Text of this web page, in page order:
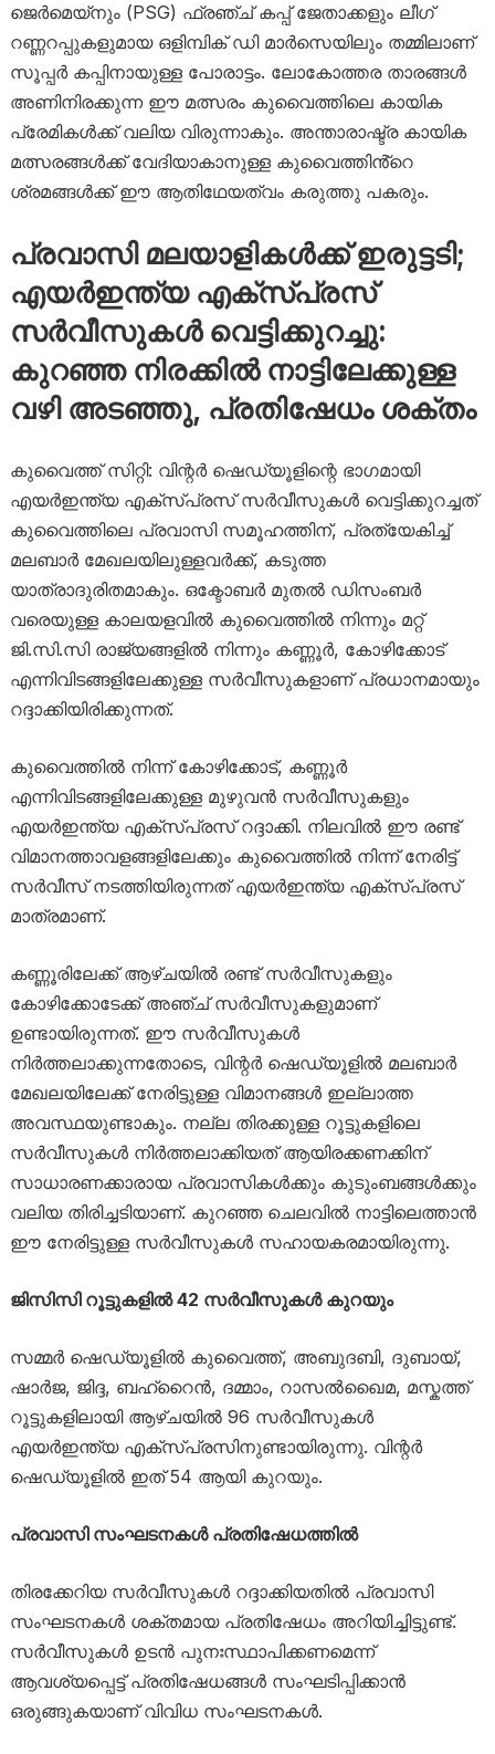
ജെർമെയ്‌നും (PSG) ഫ്രഞ്ച് കപ്പ് ജേതാക്കളും ലീഗ്
റണ്ണറപ്പുകളുമായ ഒളിമ്പിക് ഡി മാർസെയിലും തമ്മിലാണ്
സൂപ്പർ കപ്പിനായുള്ള പോരാട്ടം. ലോകോത്തര താരങ്ങൾ
അണിനിരക്കുന്ന ഈ മത്സരം കുവൈത്തിലെ കായിക
പ്രേമികൾക്ക് വലിയ വിരുന്നാകും. അന്താരാഷ്ട്ര കായിക
മത്സരങ്ങൾക്ക് വേദിയാകാനുള്ള കുവൈത്തിൻ്റെ
ശ്രമങ്ങൾക്ക് ഈ ആതിഥേയത്വം കരുത്തു പകരും.
പ്രവാസി മലയാളികൾക്ക് ഇരുട്ടടി;
എയർഇന്ത്യ എക്സ്പ്രസ്
സർവീസുകൾ വെട്ടിക്കുറച്ചു:
കുറഞ്ഞ നിരക്കിൽ നാട്ടിലേക്കുള്ള
വഴി അടഞ്ഞു, പ്രതിഷേധം ശക്തം
കുവൈത്ത് സിറ്റി: വിന്റർ ഷെഡ്യൂളിന്റെ ഭാഗമായി
എയർഇന്ത്യ എക്സ്പ്രസ് സർവീസുകൾ വെട്ടിക്കുറച്ചത്
കുവൈത്തിലെ പ്രവാസി സമൂഹത്തിന്, പ്രത്യേകിച്ച്
മലബാർ മേഖലയിലുള്ളവർക്ക്, കടുത്ത
യാത്രാദുരിതമാകും. ഒക്ടോബർ മുതൽ ഡിസംബർ
വരെയുള്ള കാലയളവിൽ കുവൈത്തിൽ നിന്നും മറ്റ്
ജി.സി.സി രാജ്യങ്ങളിൽ നിന്നും കണ്ണൂർ, കോഴിക്കോട്
എന്നിവിടങ്ങളിലേക്കുള്ള സർവീസുകളാണ് പ്രധാനമായും
റദ്ദാക്കിയിരിക്കുന്നത്.
കുവൈത്തിൽ നിന്ന് കോഴിക്കോട്, കണ്ണൂർ
എന്നിവിടങ്ങളിലേക്കുള്ള മുഴുവൻ സർവീസുകളും
എയർഇന്ത്യ എക്സ്പ്രസ് റദ്ദാക്കി. നിലവിൽ ഈ രണ്ട്
വിമാനത്താവളങ്ങളിലേക്കും കുവൈത്തിൽ നിന്ന് നേരിട്ട്
സർവീസ് നടത്തിയിരുന്നത് എയർഇന്ത്യ എക്സ്പ്രസ്
മാത്രമാണ്.
കണ്ണൂരിലേക്ക് ആഴ്ചയിൽ രണ്ട് സർവീസുകളും
കോഴിക്കോടേക്ക് അഞ്ച് സർവീസുകളുമാണ്
ഉണ്ടായിരുന്നത്. ഈ സർവീസുകൾ
നിർത്തലാക്കുന്നതോടെ, വിന്റർ ഷെഡ്യൂളിൽ മലബാർ
മേഖലയിലേക്ക് നേരിട്ടുള്ള വിമാനങ്ങൾ ഇല്ലാത്ത
അവസ്ഥയുണ്ടാകും. നല്ല തിരക്കുള്ള റൂട്ടുകളിലെ
സർവീസുകൾ നിർത്തലാക്കിയത് ആയിരക്കണക്കിന്
സാധാരണക്കാരായ പ്രവാസികൾക്കും കുടുംബങ്ങൾക്കും
വലിയ തിരിച്ചടിയാണ്. കുറഞ്ഞ ചെലവിൽ നാട്ടിലെത്താൻ
ഈ നേരിട്ടുള്ള സർവീസുകൾ സഹായകരമായിരുന്നു.
ജിസിസി റൂട്ടുകളിൽ 42 സർവീസുകൾ കുറയും
സമ്മർ ഷെഡ്യൂളിൽ കുവൈത്ത്, അബുദബി, ദുബായ്,
ഷാർജ, ജിദ്ദ, ബഹ്റൈൻ, ദമ്മാം, റാസൽഖൈമ, മസ്കത്ത്
റൂട്ടുകളിലായി ആഴ്ചയിൽ 96 സർവീസുകൾ
എയർഇന്ത്യ എക്സ്പ്രസിനുണ്ടായിരുന്നു. വിന്റർ
ഷെഡ്യൂളിൽ ഇത് 54 ആയി കുറയും.
പ്രവാസി സംഘടനകൾ പ്രതിഷേധത്തിൽ
തിരക്കേറിയ സർവീസുകൾ റദ്ദാക്കിയതിൽ പ്രവാസി
സംഘടനകൾ ശക്തമായ പ്രതിഷേധം അറിയിച്ചിട്ടുണ്ട്.
സർവീസുകൾ ഉടൻ പുനഃസ്ഥാപിക്കണമെന്ന്
ആവശ്യപ്പെട്ട് പ്രതിഷേധങ്ങൾ സംഘടിപ്പിക്കാൻ
ഒരുങ്ങുകയാണ് വിവിധ സംഘടനകൾ.